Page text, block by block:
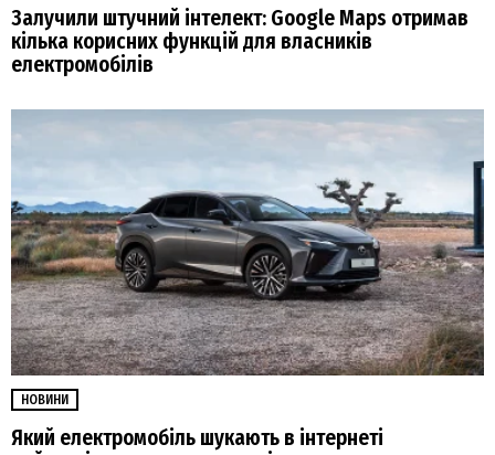
Залучили штучний інтелект: Google Maps отримав
кілька корисних функцій для власників
електромобілів
НОВИНИ
Який електромобіль шукають в інтернеті